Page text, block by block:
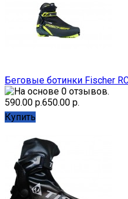
Беговые ботинки Fischer
590.00 р.650.00 р.
Купить